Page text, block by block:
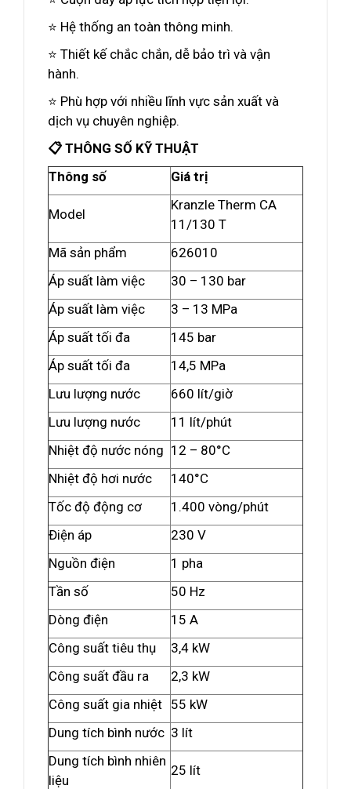
⭐ Hệ thống an toàn thông minh.
⭐ Thiết kế chắc chắn, dễ bảo trì và vận
hành.
⭐ Phù hợp với nhiều lĩnh vực sản xuất và
dịch vụ chuyên nghiệp.
📋 THÔNG SỐ KỸ THUẬT
Thông số
Giá trị
Model
Kranzle Therm CA
11/130 T
Mã sản phẩm
626010
Áp suất làm việc
30 – 130 bar
Áp suất làm việc
3 – 13 MPa
Áp suất tối đa
145 bar
Áp suất tối đa
14,5 MPa
Lưu lượng nước
660 lít/giờ
Lưu lượng nước
11 lít/phút
Nhiệt độ nước nóng 12 – 80°C
Nhiệt độ hơi nước
140°C
Tốc độ động cơ
1.400 vòng/phút
Điện áp
230 V
Nguồn điện
1 pha
Tần số
50 Hz
Dòng điện
15 A
Công suất tiêu thụ
3,4 kW
Công suất đầu ra
2,3 kW
Công suất gia nhiệt 55 kW
Dung tích bình nước 3 lít
Dung tích bình nhiên
liệu
25 lít